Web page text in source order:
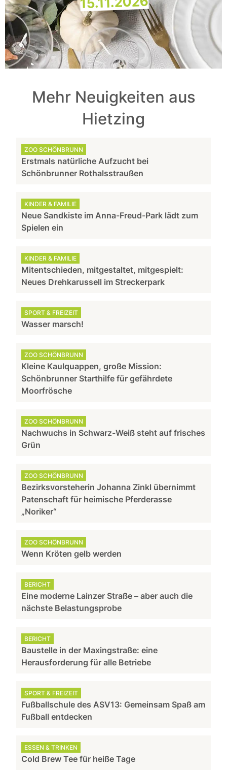
Mehr Neuigkeiten aus
Hietzing
ZOO SCHÖNBRUNN
Erstmals natürliche Aufzucht bei
Schönbrunner Rothalsstraußen
KINDER & FAMILIE
Neue Sandkiste im Anna-Freud-Park lädt zum
Spielen ein
KINDER & FAMILIE
Mitentschieden, mitgestaltet, mitgespielt:
Neues Drehkarussell im Streckerpark
SPORT & FREIZEIT
Wasser marsch!
ZOO SCHÖNBRUNN
Kleine Kaulquappen, große Mission:
Schönbrunner Starthilfe für gefährdete
Moorfrösche
ZOO SCHÖNBRUNN
Nachwuchs in Schwarz-Weiß steht auf frisches
Grün
ZOO SCHÖNBRUNN
Bezirksvorsteherin Johanna Zinkl übernimmt
Patenschaft für heimische Pferderasse
„Noriker“
ZOO SCHÖNBRUNN
Wenn Kröten gelb werden
BERICHT
Eine moderne Lainzer Straße – aber auch die
nächste Belastungsprobe
BERICHT
Baustelle in der Maxingstraße: eine
Herausforderung für alle Betriebe
SPORT & FREIZEIT
Fußballschule des ASV13: Gemeinsam Spaß am
Fußball entdecken
ESSEN & TRINKEN
Cold Brew Tee für heiße Tage